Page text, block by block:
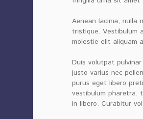
Aenean lacinia, nulla
tristique. Vestibulum
molestie elit aliquam
Duis volutpat
justo varius nec
purus eget libero
vestibulum pharetra,
in libero. Curabitur